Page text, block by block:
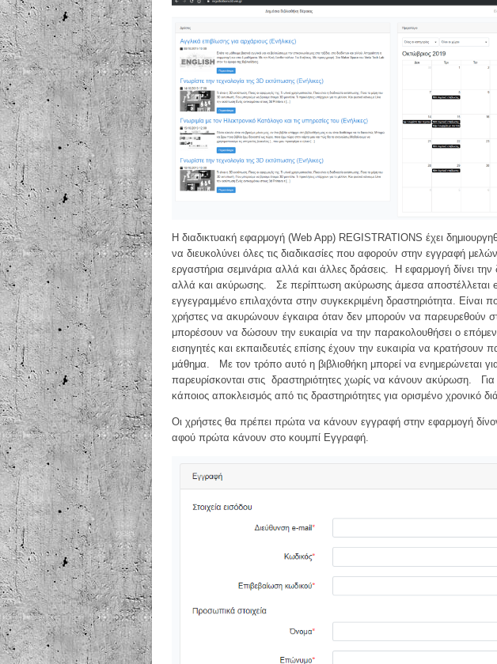
H διαδικτυακή εφαρμογή (Web App) REGISTRATIONS έχει
να διευκολύνει όλες τις διαδικασίες που αφορούν στην εγγραφή
εργαστήρια σεμινάρια αλλά και άλλες δράσεις. Η εφαρμογή δίνει
αλλά και ακύρωσης. Σε περίπτωση ακύρωσης άμεσα αποστέλλεται
εγγεγραμμένο επιλαχόντα στην συγκεκριμένη δραστηριότητα. Είναι
χρήστες να ακυρώνουν έγκαιρα όταν δεν μπορούν να παρευρεθούν
μπορέσουν να δώσουν την ευκαιρία να την παρακολουθήσει ο
εισηγητές και εκπαιδευτές επίσης έχουν την ευκαιρία να κρατήσουν
μάθημα. Με τον τρόπο αυτό η βιβλιοθήκη μπορεί να ενημερώνεται
παρευρίσκονται στις δραστηριότητες χωρίς να κάνουν ακύρωση.
κάποιος αποκλεισμός από τις δραστηριότητες για ορισμένο χρονικό
Οι χρήστες θα πρέπει πρώτα να κάνουν εγγραφή στην εφαρμογή
αφού πρώτα κάνουν στο κουμπί Εγγραφή.